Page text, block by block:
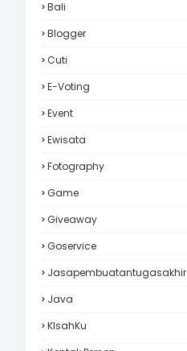
Bali
Blogger
Cuti
E-Voting
Event
Ewisata
Fotography
Game
Giveaway
Goservice
Jasapembuatantugasakhir
Java
KIsahKu